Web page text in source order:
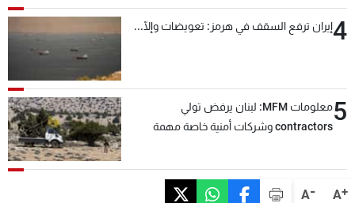
A+
A-
4إيران ترفع السقف في هرمز: تعويضات وإلّا...
5
معلومات MFM: لبنان يرفض تولي
contractors وشركات أمنية خاصة مهمة